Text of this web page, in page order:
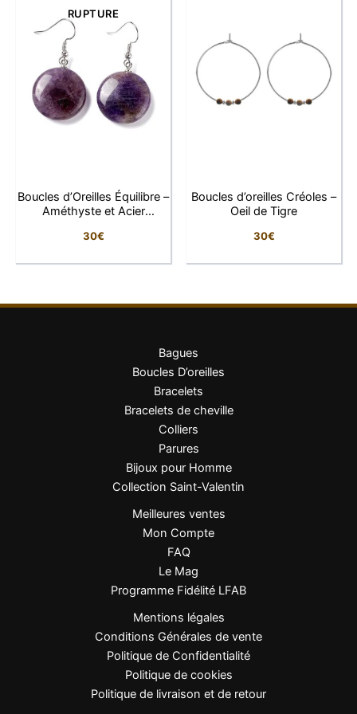
La signature LFAB
Chez LFAB, chaque pièce raconte une histoire.Étoile
Éthéréeincarne la vôtre : celle d’une femme libre,
rêveuse et lumineuse. Une création exclusive pour
sublimer les instants du quotidien.
RUPTURE
Boucles d’Oreilles Équilibre –
Améthyste et Acier
30€
Boucles d’oreilles Créoles –
Oeil de Tigre
30€
Bagues
Boucles D’oreilles
Bracelets
Bracelets de cheville
Colliers
Parures
Bijoux pour Homme
Collection Saint-Valentin
Meilleures ventes
Mon Compte
FAQ
Le Mag
Programme Fidélité LFAB
Mentions légales
Conditions Générales de vente
Politique de Confidentialité
Politique de cookies
Politique de livraison et de retour